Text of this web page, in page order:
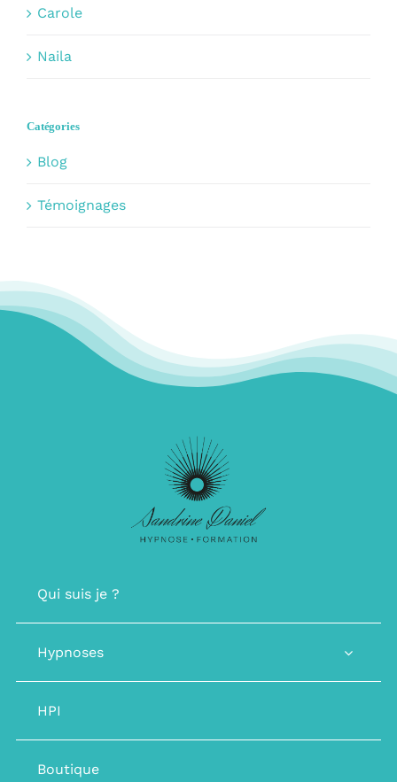
Carole
Naila
Catégories
Blog
Témoignages
Qui suis je ?
Hypnoses
HPI
Boutique